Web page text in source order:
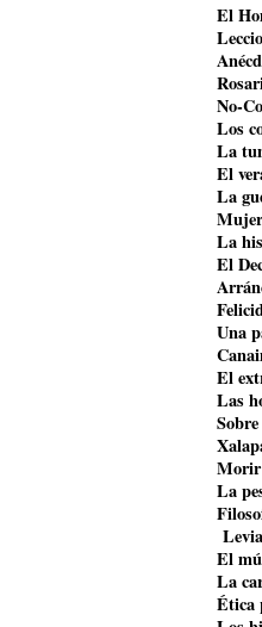
El
No-
Los
La
El
La
La
El
Una
El
Las
Morir
La
El
La
Ética